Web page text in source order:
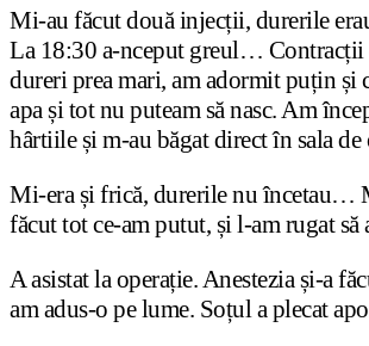
Mi-au făcut două injecții, durerile
La 18:30 a-nceput greul… Contracții
dureri prea mari, am adormit puțin și
apa și tot nu puteam să nasc. Am
hârtiile și m-au băgat direct în sala de
Mi-era și frică, durerile nu încetau…
făcut tot ce-am putut, și l-am rugat
A asistat la operație. Anestezia și-a
am adus-o pe lume. Soțul a plecat